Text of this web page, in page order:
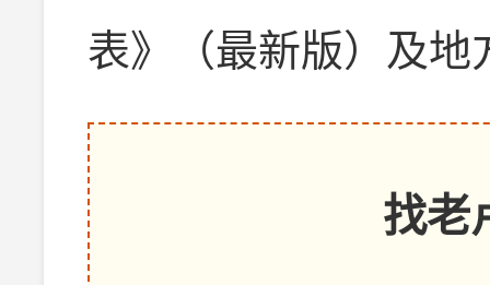
表》（最新版）及地
找老